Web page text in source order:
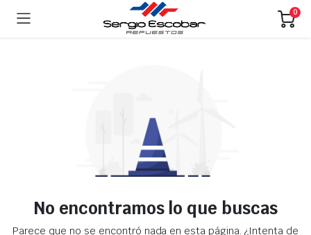
0
No encontramos lo que buscas
Parece que no se encontró nada en esta página. ¿Intenta de